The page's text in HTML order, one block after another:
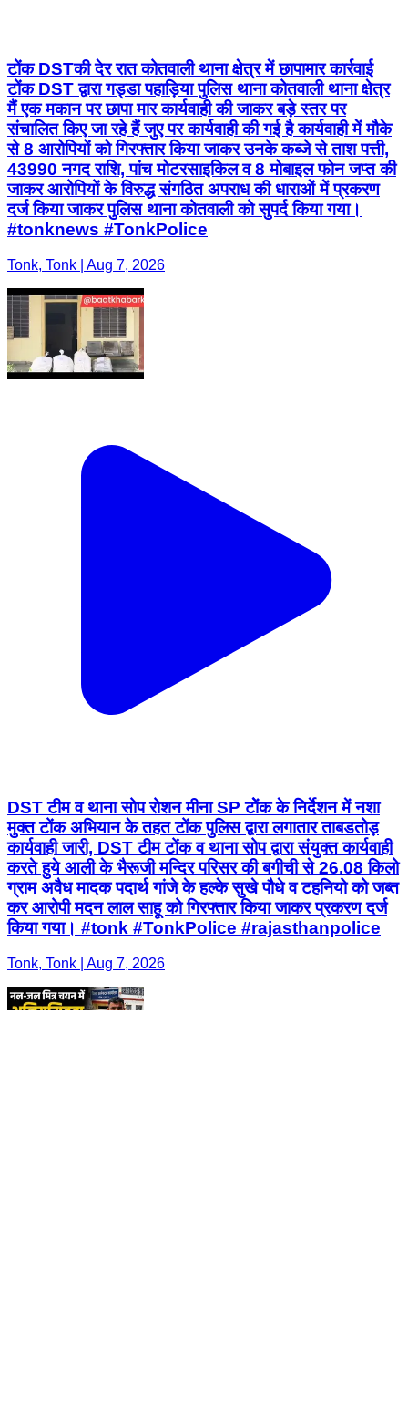
टोंक DSTकी देर रात कोतवाली थाना क्षेत्र में छापामार कार्रवाई
टोंक DST द्वारा गड्डा पहाड़िया पुलिस थाना कोतवाली थाना क्षेत्र
मैं एक मकान पर छापा मार कार्यवाही की जाकर बड़े स्तर पर
संचालित किए जा रहे हैं जुए पर कार्यवाही की गई है कार्यवाही में मौके
से 8 आरोपियों को गिरफ्तार किया जाकर उनके कब्जे से ताश पत्ती,
43990 नगद राशि, पांच मोटरसाइकिल व 8 मोबाइल फोन जप्त की
जाकर आरोपियों के विरुद्ध संगठित अपराध की धाराओं में प्रकरण
दर्ज किया जाकर पुलिस थाना कोतवाली को सुपर्द किया गया।
#tonknews #TonkPolice
Tonk, Tonk | Aug 7, 2026
DST टीम व थाना सोप रोशन मीना SP टोेंक के निर्देशन में नशा
मुक्त टोंक अभियान के तहत टोंक पुलिस द्वारा लगातार ताबडतोड़
कार्यवाही जारी, DST टीम टोंक व थाना सोप द्वारा संयुक्त कार्यवाही
करते हुये आली के भैरूजी मन्दिर परिसर की बगीची से 26.08 किलो
ग्राम अवैध मादक पदार्थ गांजे के हल्के सुखे पौधे व टहनियो को जब्त
कर आरोपी मदन लाल साहू को गिरफ्तार किया जाकर प्रकरण दर्ज
किया गया। #tonk #TonkPolice #rajasthanpolice
Tonk, Tonk | Aug 7, 2026